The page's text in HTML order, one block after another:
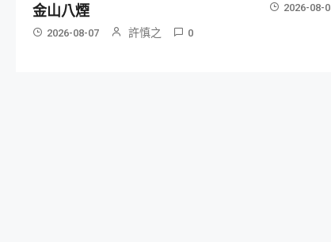
金山八煙
2026-08-07 許慎之 0
2026-08-